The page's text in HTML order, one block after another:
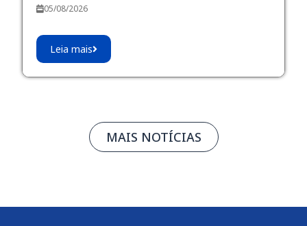
05/08/2026
Leia mais
MAIS NOTÍCIAS